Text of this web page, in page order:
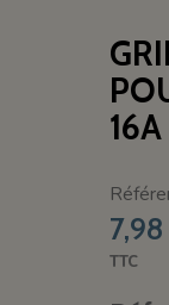
TTC